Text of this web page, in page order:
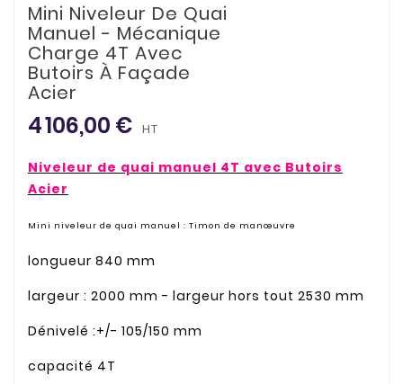
Mini Niveleur De Quai
Manuel - Mécanique
Charge 4T Avec
Butoirs À Façade
Acier
4 106,00 € HT
Niveleur de quai manuel 4T avec Butoirs
Acier
Mini niveleur de quai manuel : Timon de manœuvre
longueur 840 mm
largeur : 2000 mm - largeur hors tout 2530 mm
Dénivelé :+/- 105/150 mm
capacité 4T